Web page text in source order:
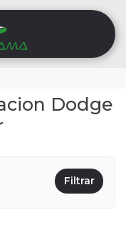
Dodge
Filtrar